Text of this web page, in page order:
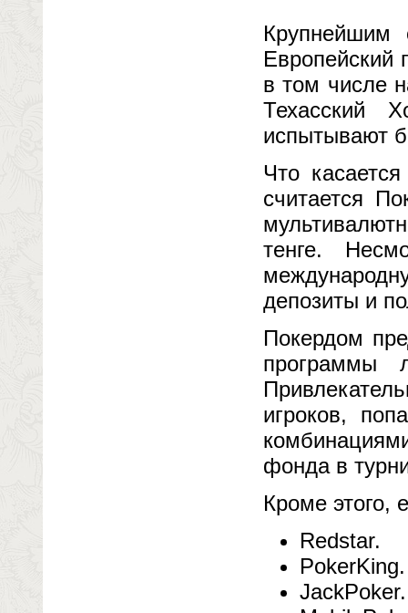
Крупнейшим
Европейский
в том числе
Техасский
испытывают
Что
считается
тенге.
депозиты и
Покердом
программы
игроков,
фонда в
Кроме этого,
Redstar.
PokerKing.
JackPoker.